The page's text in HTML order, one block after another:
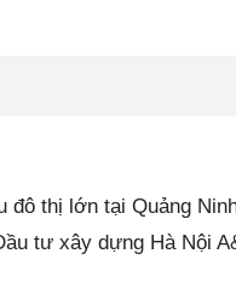
đô thị lớn tại Quảng
tư xây dựng Hà Nội